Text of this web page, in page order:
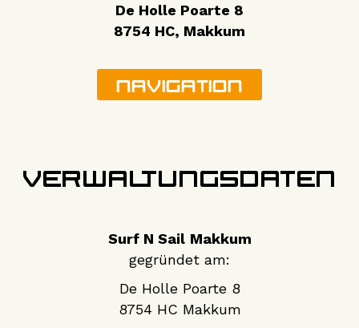
De Holle Poarte 8
8754 HC, Makkum
Navigation
Verwaltungsdaten
Surf N Sail Makkum
gegründet am:
De Holle Poarte 8
8754 HC Makkum